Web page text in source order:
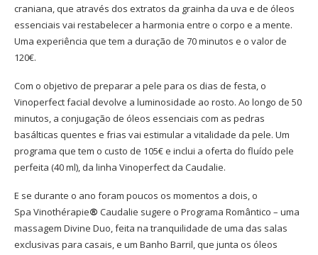
craniana, que através dos extratos da grainha da uva e de óleos
essenciais vai restabelecer a harmonia entre o corpo e a mente.
Uma experiência que tem a duração de 70 minutos e o valor de
120€.
Com o objetivo de preparar a pele para os dias de festa, o
Vinoperfect facial devolve a luminosidade ao rosto. Ao longo de 50
minutos, a conjugação de óleos essenciais com as pedras
basálticas quentes e frias vai estimular a vitalidade da pele. Um
programa que tem o custo de 105€ e inclui a oferta do fluído pele
perfeita (40 ml), da linha Vinoperfect da Caudalie.
E se durante o ano foram poucos os momentos a dois, o
Spa Vinothérapie® Caudalie sugere o Programa Romântico – uma
massagem Divine Duo, feita na tranquilidade de uma das salas
exclusivas para casais, e um Banho Barril, que junta os óleos